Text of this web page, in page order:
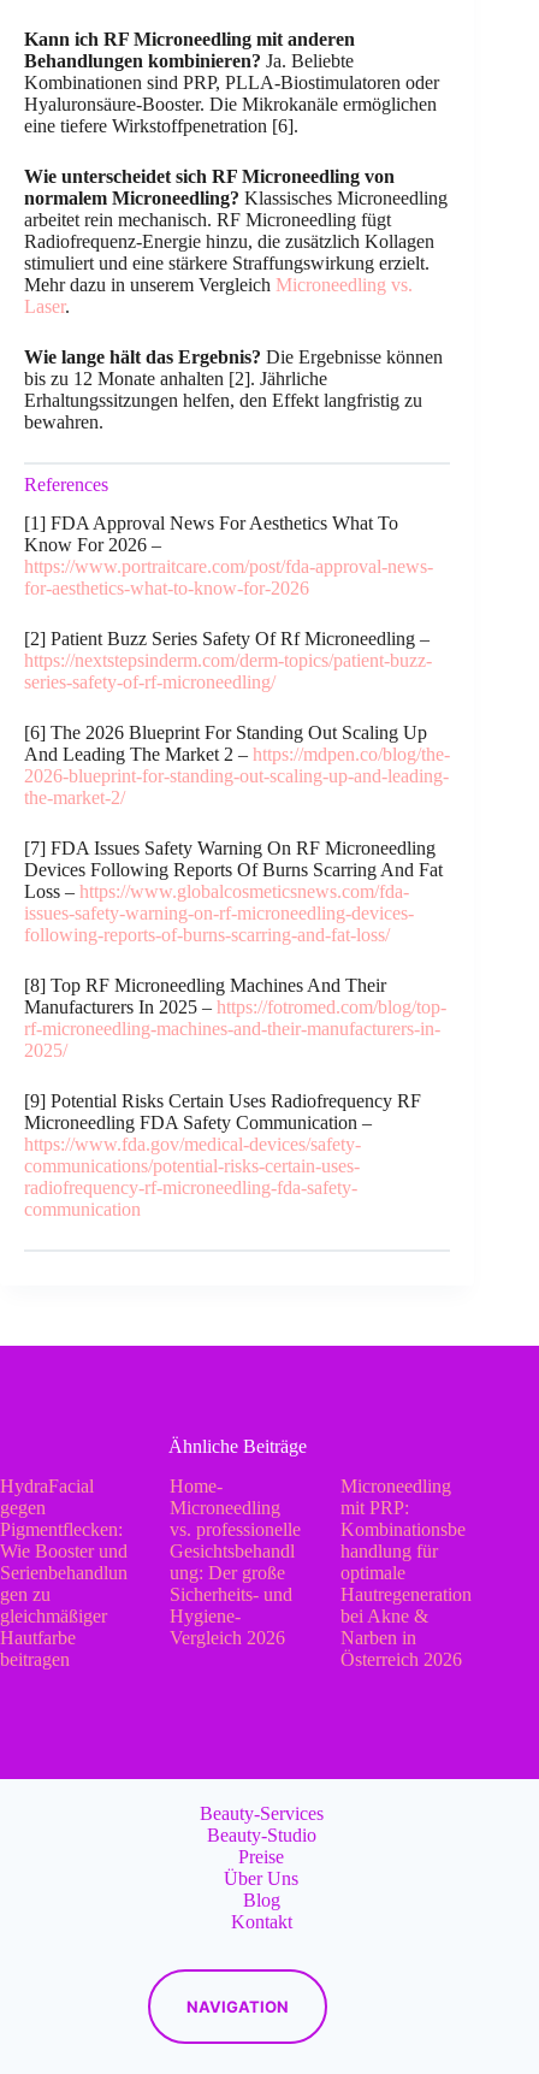
Kann ich RF Microneedling mit anderen
Behandlungen kombinieren? Ja. Beliebte
Kombinationen sind PRP, PLLA-Biostimulatoren oder
Hyaluronsäure-Booster. Die Mikrokanäle ermöglichen
eine tiefere Wirkstoffpenetration [6].
Wie unterscheidet sich RF Microneedling von
normalem Microneedling? Klassisches Microneedling
arbeitet rein mechanisch. RF Microneedling fügt
Radiofrequenz-Energie hinzu, die zusätzlich Kollagen
stimuliert und eine stärkere Straffungswirkung erzielt.
Mehr dazu in unserem Vergleich Microneedling vs.
Laser.
Wie lange hält das Ergebnis? Die Ergebnisse können
bis zu 12 Monate anhalten [2]. Jährliche
Erhaltungssitzungen helfen, den Effekt langfristig zu
bewahren.
References
[1] FDA Approval News For Aesthetics What To
Know For 2026 –
https://www.portraitcare.com/post/fda-approval-news-
for-aesthetics-what-to-know-for-2026
[2] Patient Buzz Series Safety Of Rf Microneedling –
https://nextstepsinderm.com/derm-topics/patient-buzz-
series-safety-of-rf-microneedling/
[6] The 2026 Blueprint For Standing Out Scaling Up
And Leading The Market 2 – https://mdpen.co/blog/the-
2026-blueprint-for-standing-out-scaling-up-and-leading-
the-market-2/
[7] FDA Issues Safety Warning On RF Microneedling
Devices Following Reports Of Burns Scarring And Fat
Loss – https://www.globalcosmeticsnews.com/fda-
issues-safety-warning-on-rf-microneedling-devices-
following-reports-of-burns-scarring-and-fat-loss/
[8] Top RF Microneedling Machines And Their
Manufacturers In 2025 – https://fotromed.com/blog/top-
rf-microneedling-machines-and-their-manufacturers-in-
2025/
[9] Potential Risks Certain Uses Radiofrequency RF
Microneedling FDA Safety Communication –
https://www.fda.gov/medical-devices/safety-
communications/potential-risks-certain-uses-
radiofrequency-rf-microneedling-fda-safety-
communication
Ähnliche Beiträge
HydraFacial
gegen
Pigmentflecken:
Wie Booster und
Serienbehandlun
gen zu
gleichmäßiger
Hautfarbe
beitragen
Home-
Microneedling
vs. professionelle
Gesichtsbehandl
ung: Der große
Sicherheits- und
Hygiene-
Vergleich 2026
Microneedling
mit PRP:
Kombinationsbe
handlung für
optimale
Hautregeneration
bei Akne &
Narben in
Österreich 2026
Beauty-Services
Beauty-Studio
Preise
Über Uns
Blog
Kontakt
NAVIGATION